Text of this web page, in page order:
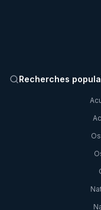
Recherches